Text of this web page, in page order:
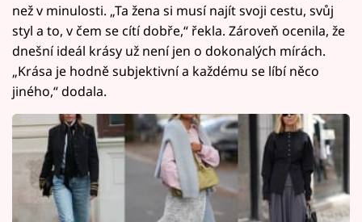
než v minulosti. „Ta žena si musí najít svoji cestu, svůj
styl a to, v čem se cítí dobře,“ řekla. Zároveň ocenila, že
dnešní ideál krásy už není jen o dokonalých mírách.
„Krása je hodně subjektivní a každému se líbí něco
jiného,“ dodala.